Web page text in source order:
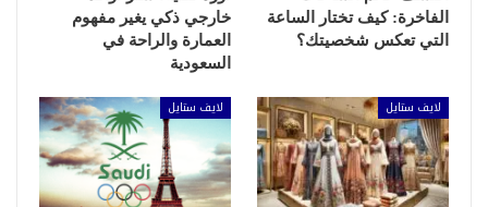
الفاخرة: كيف تختار الساعة
التي تعكس شخصيتك؟
خارجي ذكي يغير مفهوم
العمارة والراحة في
السعودية
لايف ستايل لايف ستايل